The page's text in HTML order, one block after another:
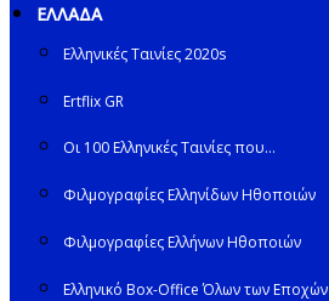
ΕΛΛΑΔΑ
Ελληνικές Ταινίες 2020s
Ertflix GR
Οι 100 Ελληνικές Ταινίες που…
Φιλμογραφίες Ελληνίδων Ηθοποιών
Φιλμογραφίες Ελλήνων Ηθοποιών
Ελληνικό Box-Office Όλων των Εποχών